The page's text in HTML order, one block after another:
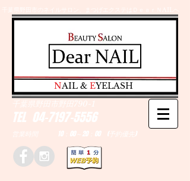
千葉県野田市のネイルサロン、まつげエクステはＤｅａｒＮAILへ
TEL 04-7197-5556
営業時間 10：00～20：00 (予約優先)
千葉県野田市野田790-1
​NAIL & EYELASH